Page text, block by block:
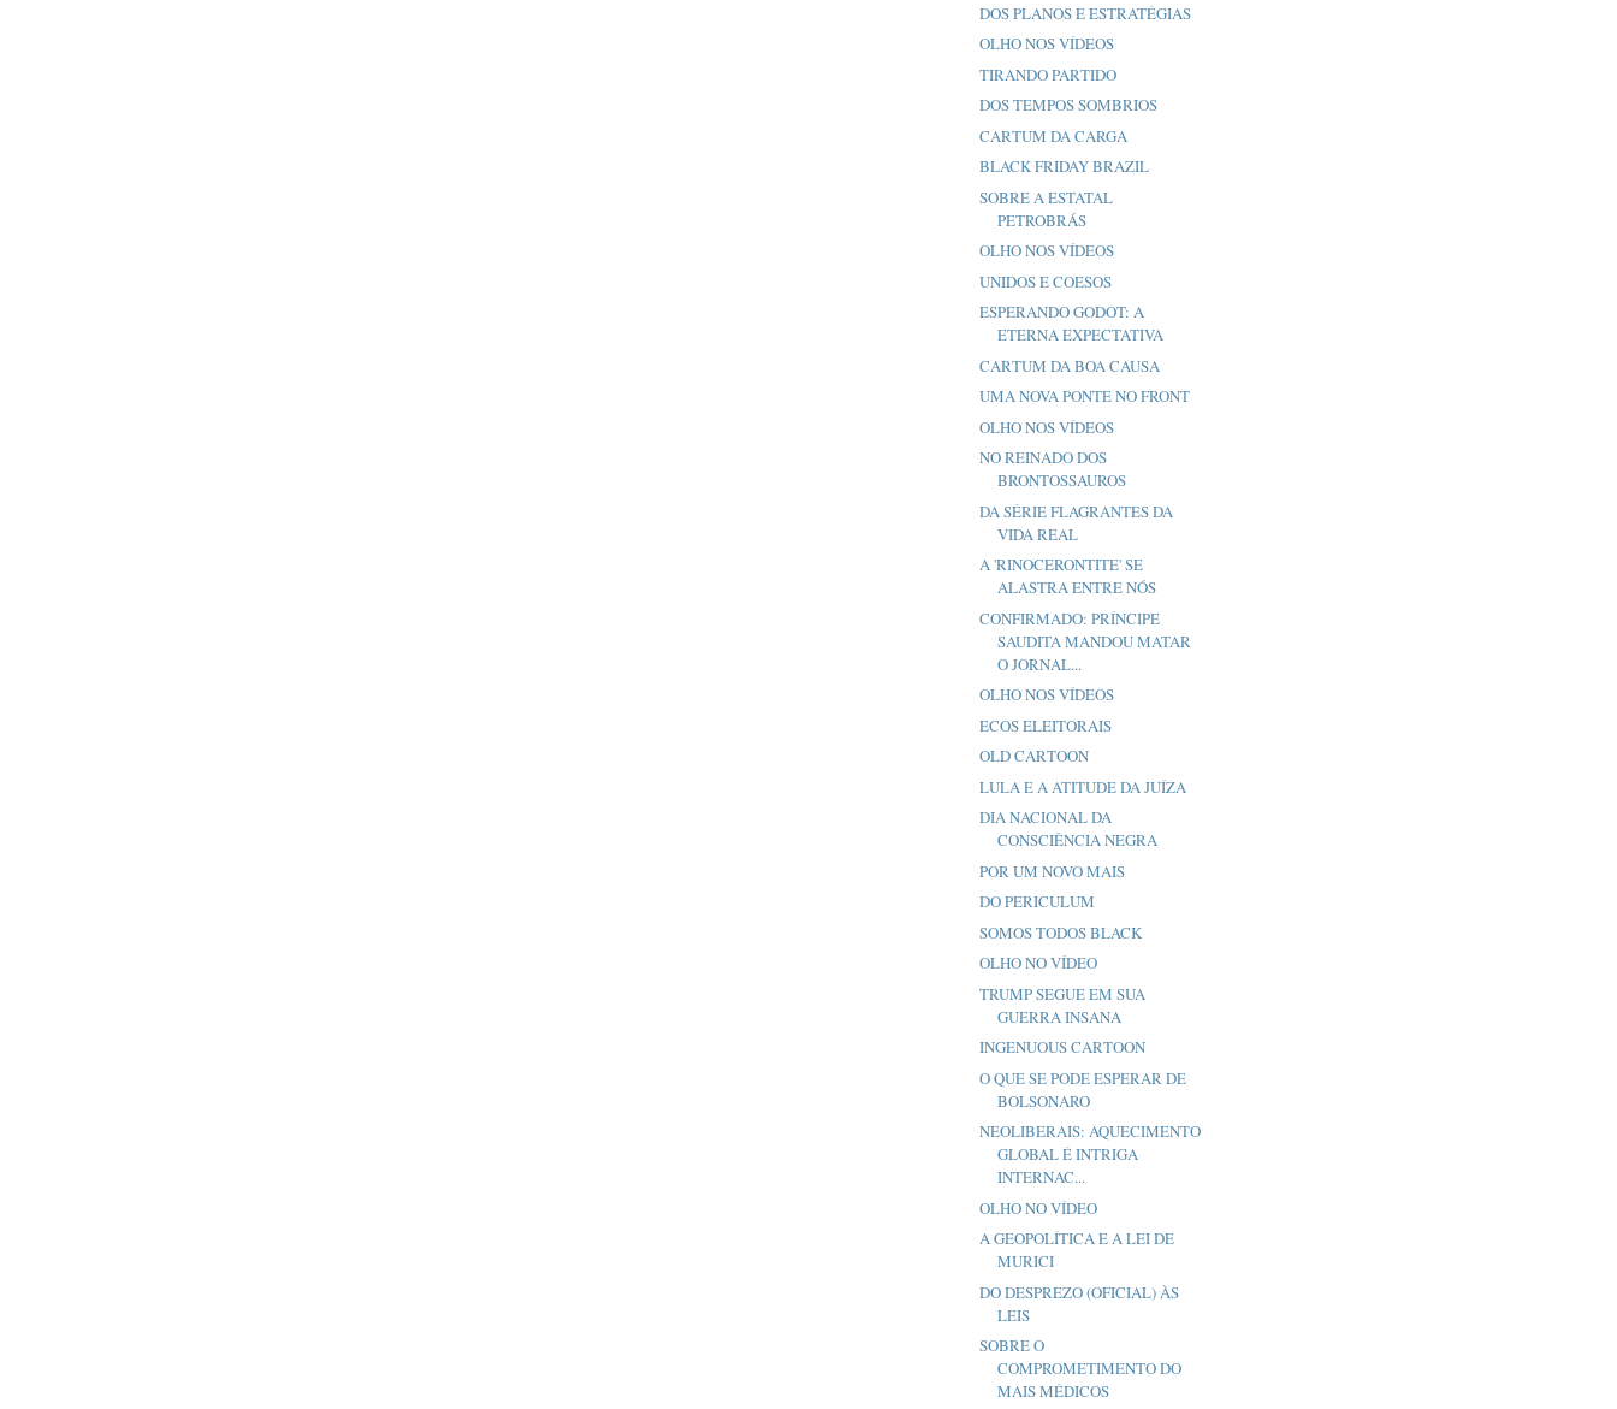
DOS PLANOS E ESTRATÉGIAS
OLHO NOS VÍDEOS
TIRANDO PARTIDO
DOS TEMPOS SOMBRIOS
CARTUM DA CARGA
BLACK FRIDAY BRAZIL
SOBRE A ESTATAL
PETROBRÁS
OLHO NOS VÍDEOS
UNIDOS E COESOS
ESPERANDO GODOT: A
ETERNA EXPECTATIVA
CARTUM DA BOA CAUSA
UMA NOVA PONTE NO FRONT
OLHO NOS VÍDEOS
NO REINADO DOS
BRONTOSSAUROS
DA SÉRIE FLAGRANTES DA
VIDA REAL
A 'RINOCERONTITE' SE
ALASTRA ENTRE NÓS
CONFIRMADO: PRÍNCIPE
SAUDITA MANDOU MATAR
O JORNAL...
OLHO NOS VÍDEOS
ECOS ELEITORAIS
OLD CARTOON
LULA E A ATITUDE DA JUÍZA
DIA NACIONAL DA
CONSCIÊNCIA NEGRA
POR UM NOVO MAIS
DO PERICULUM
SOMOS TODOS BLACK
OLHO NO VÍDEO
TRUMP SEGUE EM SUA
GUERRA INSANA
INGENUOUS CARTOON
O QUE SE PODE ESPERAR DE
BOLSONARO
NEOLIBERAIS: AQUECIMENTO
GLOBAL É INTRIGA
INTERNAC...
OLHO NO VÍDEO
A GEOPOLÍTICA E A LEI DE
MURICI
DO DESPREZO (OFICIAL) ÀS
LEIS
SOBRE O
COMPROMETIMENTO DO
MAIS MÉDICOS